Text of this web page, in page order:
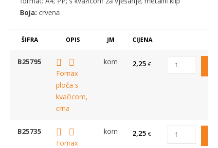
Boja: crvena
ŠIFRA OPIS JM CIJENA
B25795
Fornax
ploča s
kvačicom,
crna
kom 2,25 €
B25735
Fornax
kom 2,25 €